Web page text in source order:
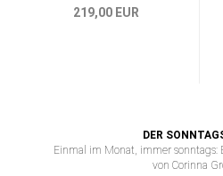
219,00 EUR
DER
Einmal im Monat, immer
von Corinna